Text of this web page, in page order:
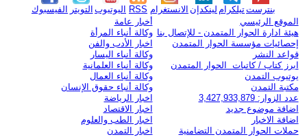
الفيسبوك التويتر اليوتيوب RSS الانستغرام لينكدإن تيلكرامبنترست
الموقع الرئيسي
هيئة ادارة الحوار المتمدن - للإتصال بنا
إحصائيات مؤسسة الحوار المتمدن
قواعد النشر
ابرز كتاب / كاتبات الحوار المتمدن
يوتيوب التمدن
مكتبة التمدن
عدد الزوار: 3,427,933,879
اضافة موضوع جديد
اضافة الاخبار
حملات الحوار المتمدن التضامنية
أخبار عامة
وكالة أنباء المرأة
اخبار الأدب والفن
وكالة أنباء اليسار
وكالة أنباء العلمانية
وكالة أنباء العمال
وكالة أنباء حقوق الإنسان
اخبار الرياضة
اخبار الاقتصاد
اخبار الطب والعلوم
اخبار التمدن